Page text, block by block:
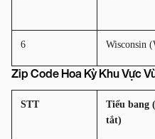
6 Wisconsin
Zip Code Hoa Kỳ Khu Vực
STT
Tiểu bang
tắt)